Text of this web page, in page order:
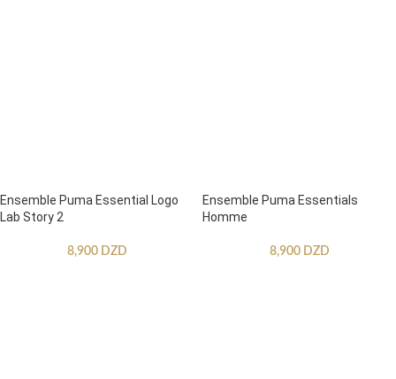
Ensemble Puma Essential Logo
Lab Story 2
8,900 DZD
Ensemble Puma Essentials
Homme
8,900 DZD